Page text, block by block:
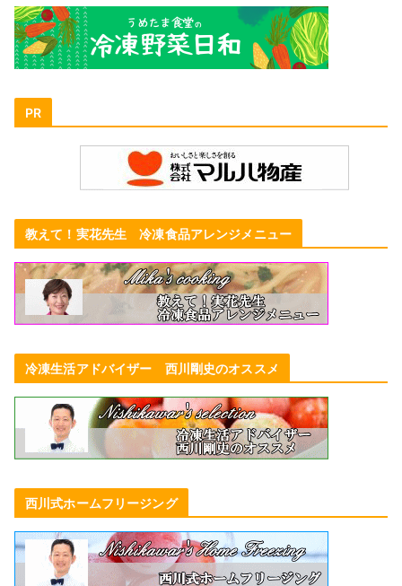
PR
教えて！実花先生 冷凍食品アレンジメニュー
冷凍生活アドバイザー 西川剛史のオススメ
西川式ホームフリージング